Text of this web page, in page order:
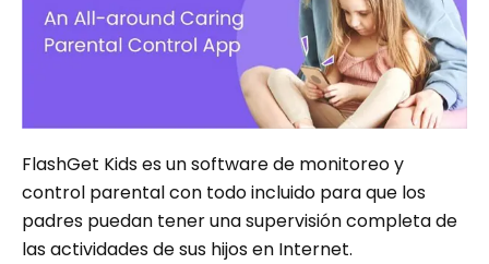
FlashGet Kids es un software de monitoreo y
control parental con todo incluido para que los
padres puedan tener una supervisión completa de
las actividades de sus hijos en Internet.